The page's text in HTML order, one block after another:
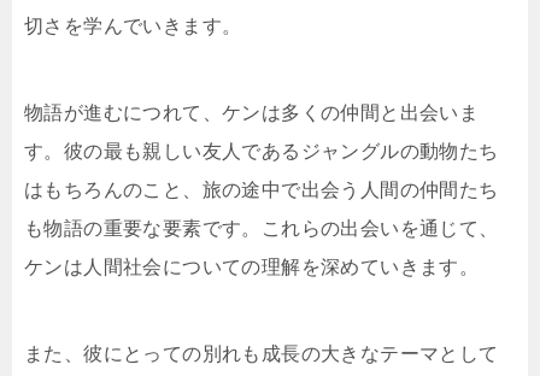
切さを学んでいきます。
物語が進むにつれて、ケンは多くの仲間と出会いま
す。彼の最も親しい友人であるジャングルの動物たち
はもちろんのこと、旅の途中で出会う人間の仲間たち
も物語の重要な要素です。これらの出会いを通じて、
ケンは人間社会についての理解を深めていきます。
また、彼にとっての別れも成長の大きなテーマとして